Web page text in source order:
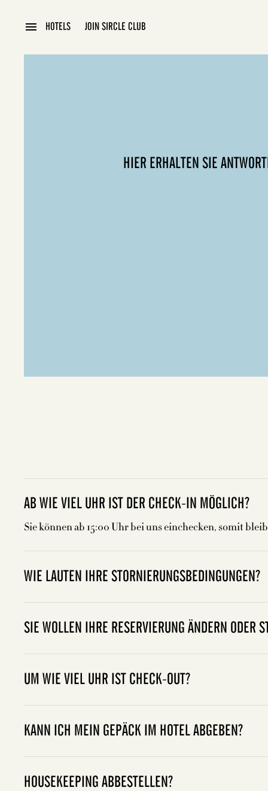
HOTELS JOIN SIRCLE CLUB
AMSTERDAM CENTRAL
HIER ERHALTEN SIE
AB WIE VIEL UHR IST DER CHECK-IN MÖGLICH?
Sie können ab 15:00 Uhr bei uns einchecken, somit
WIE LAUTEN IHRE STORNIERUNGSBEDINGUNGEN?
SIE WOLLEN IHRE RESERVIERUNG ÄNDERN ODER
UM WIE VIEL UHR IST CHECK-OUT?
KANN ICH MEIN GEPÄCK IM HOTEL ABGEBEN?
HOUSEKEEPING ABBESTELLEN?